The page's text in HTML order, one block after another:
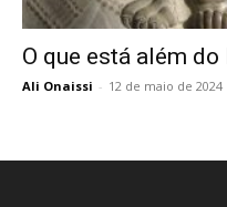
O que está além
Ali Onaissi - 12 de maio de 2024